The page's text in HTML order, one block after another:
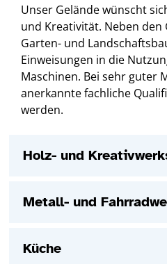
Unser Gelände wünscht
und Kreativität. Neben den
Garten- und
Einweisungen in die
Maschinen. Bei sehr guter
anerkannte fachliche
werden.
Holz- und
Metall- und
Küche